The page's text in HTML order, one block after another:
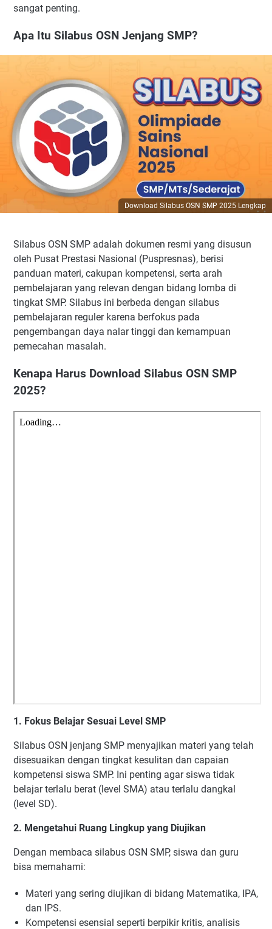
sangat penting.
Apa Itu Silabus OSN Jenjang SMP?
Download Silabus OSN SMP 2025 Lengkap
Silabus OSN SMP adalah dokumen resmi yang disusun
oleh Pusat Prestasi Nasional (Puspresnas), berisi
panduan materi, cakupan kompetensi, serta arah
pembelajaran yang relevan dengan bidang lomba di
tingkat SMP. Silabus ini berbeda dengan silabus
pembelajaran reguler karena berfokus pada
pengembangan daya nalar tinggi dan kemampuan
pemecahan masalah.
Kenapa Harus Download Silabus OSN SMP
2025?
1. Fokus Belajar Sesuai Level SMP
Silabus OSN jenjang SMP menyajikan materi yang telah
disesuaikan dengan tingkat kesulitan dan capaian
kompetensi siswa SMP. Ini penting agar siswa tidak
belajar terlalu berat (level SMA) atau terlalu dangkal
(level SD).
2. Mengetahui Ruang Lingkup yang Diujikan
Dengan membaca silabus OSN SMP, siswa dan guru
bisa memahami:
Materi yang sering diujikan di bidang Matematika, IPA,
dan IPS.
Kompetensi esensial seperti berpikir kritis, analisis